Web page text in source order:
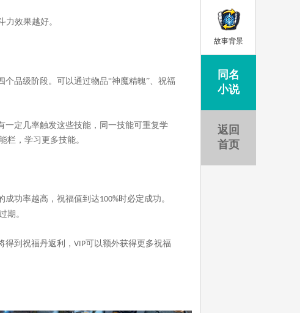
效果越好。
品级阶段。可以通过物品“神魔精魄”、祝福
一定几率触发这些技能，同一技能可重复学
栏，学习更多技能。
成功率越高，祝福值到达100%时必定成功。
期。
到祝福丹返利， VIP可以额外获得更多祝福
故事背景
同名
小说
返回
首页